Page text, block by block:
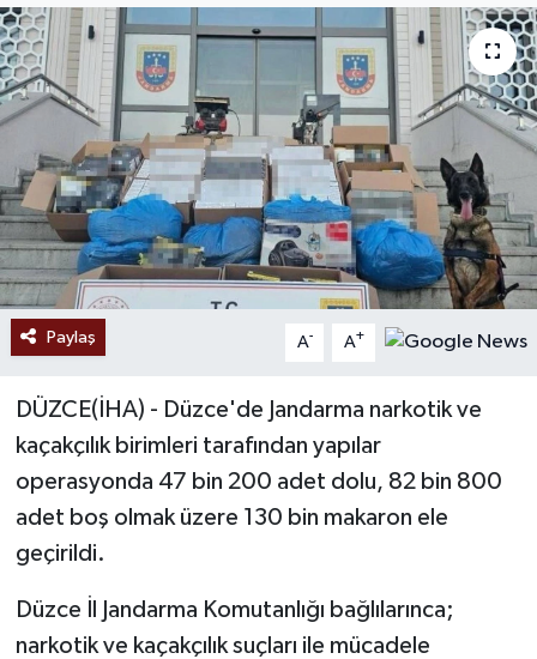
Paylaş A- A+
DÜZCE(İHA) - Düzce'de Jandarma narkotik ve
kaçakçılık birimleri tarafından yapılar
operasyonda 47 bin 200 adet dolu, 82 bin 800
adet boş olmak üzere 130 bin makaron ele
geçirildi.
Düzce İl Jandarma Komutanlığı bağlılarınca;
narkotik ve kaçakçılık suçları ile mücadele